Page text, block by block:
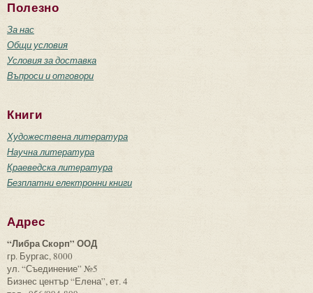
Полезно
За нас
Общи условия
Условия за доставка
Въпроси и отговори
Книги
Художествена литература
Научна литература
Краеведска литература
Безплатни електронни книги
Адрес
“Либра Скорп” ООД
гр. Бургас, 8000
ул. “Съединение” №5
Бизнес център “Елена”, ет. 4